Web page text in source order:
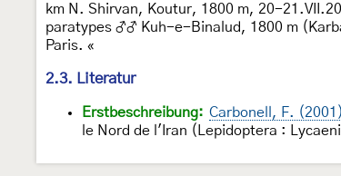
km N. Shirvan, Koutur, 1800 m, 20-
paratypes ♂♂ Kuh-e-Binalud, 1800 m
Paris. «
2.3. Literatur
Erstbeschreibung: Carbonell, F. (2001)
le Nord de l'Iran (Lepidoptera :